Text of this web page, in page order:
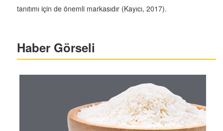
tanıtımı için de önemli markasıdır (Kayıcı, 2017).
Haber Görseli